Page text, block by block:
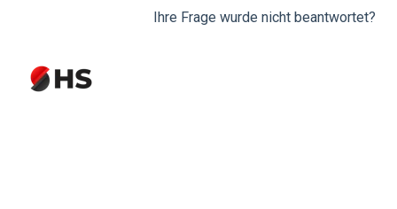
Ihre Frage wurde nicht beantwortet?